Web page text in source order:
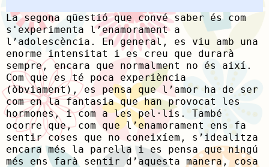
La segona qüestió que convé saber és com
s'experimenta l’enamorament a
l’adolescència. En general, es viu amb una
enorme i ntensitat i es creu que durarà
sempre, encara que normalment no és així.
Com que es té poca experiència
(òbviament), es pensa que l’amor ha de ser
com en la fantasia que han provocat les
hormones, i com a les pel·lis. També
ocorre que, com que l’enamorament ens fa
sentir coses que no coneixíem, s’idealitza
encara més la parella i es pensa que ningú
més ens farà sentir d’aquesta manera, cosa